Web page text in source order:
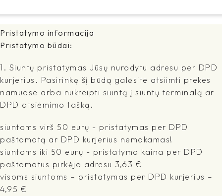
Pristatymo informacija
Pristatymo būdai:
1. Siuntų pristatymas Jūsų nurodytu adresu per DPD
kurjerius. Pasirinkę šį būdą galėsite atsiimti prekes
namuose arba nukreipti siuntą į siuntų terminalą ar
DPD atsiėmimo tašką.
siuntoms virš 50 eurų - pristatymas per DPD
paštomatą ar DPD kurjerius nemokamas!
siuntoms iki 50 eurų - pristatymo kaina per DPD
paštomatus pirkėjo adresu 3,63 €
visoms siuntoms – pristatymas per DPD kurjerius –
4,95 €